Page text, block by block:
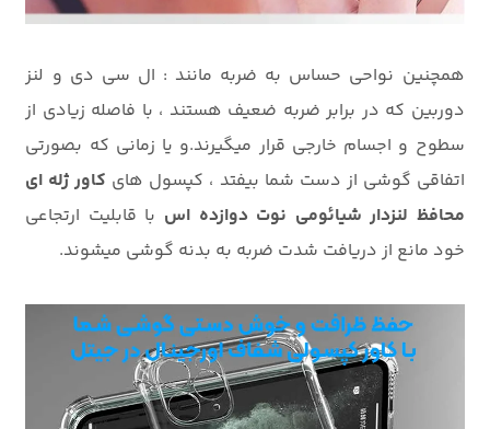
همچنین نواحی حساس به ضربه مانند : ال سی دی و لنز
دوربین که در برابر ضربه ضعیف هستند ، با فاصله زیادی از
سطوح و اجسام خارجی قرار میگیرند.و یا زمانی که بصورتی
اتفاقی گوشی از دست شما بیفتد ، کپسول های کاور ژله ای
محافظ لنزدار شیائومی نوت دوازده اس با قابلیت ارتجاعی
خود مانع از دریافت شدت ضربه به بدنه گوشی میشوند.